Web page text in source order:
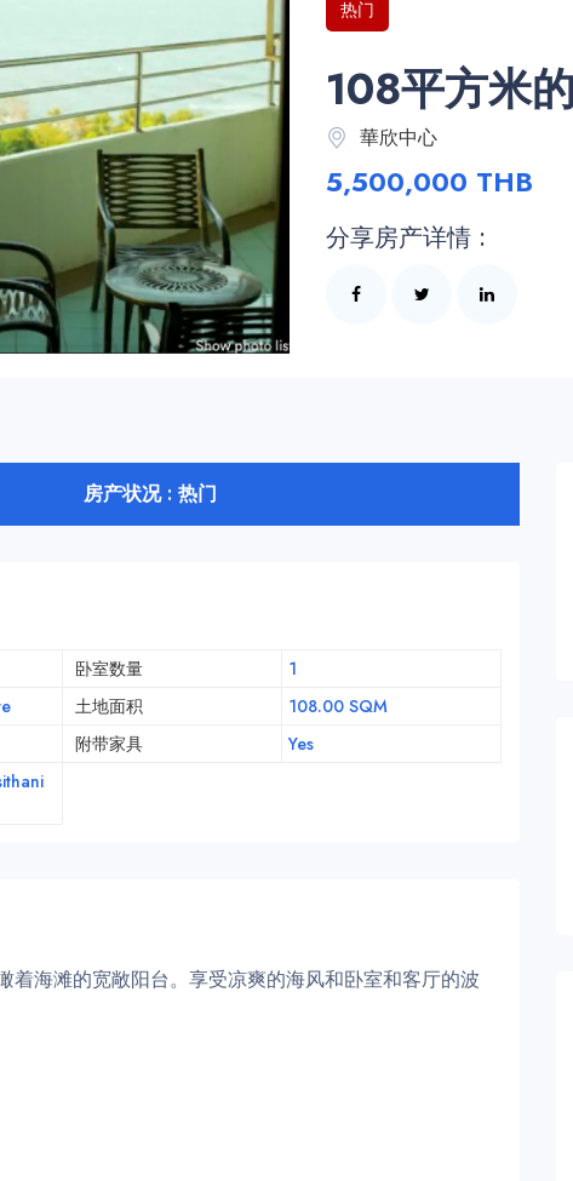
热门
108平方米
華欣中心
5,500,000 THB
分享房产详情 :
房产状况 : 热门
卧室数量
1
土地面积
108.00 SQM
附带家具 Yes
着海滩的宽敞阳台。享受凉爽的海风和卧室和客厅的波